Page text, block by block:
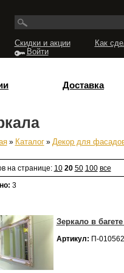
Скидки и акции Как
Войти
Доставка
» Каталог» Декор для
на странице: 10 20 50 100 все
3
Зеркало в
Артикул: П-010562